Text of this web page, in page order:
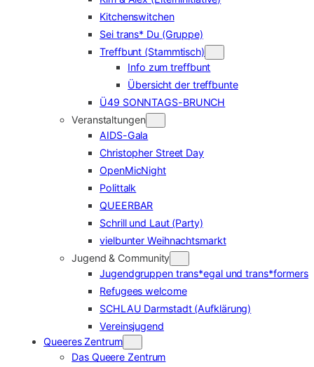
Kitchenswitchen
Sei trans* Du (Gruppe)
Treffbunt (Stammtisch)
Info zum treffbunt
Übersicht der treffbunte
Ü49 SONNTAGS-BRUNCH
Veranstaltungen
AIDS-Gala
Christopher Street Day
OpenMicNight
Polittalk
QUEERBAR
Schrill und Laut (Party)
vielbunter Weihnachtsmarkt
Jugend & Community
Jugendgruppen trans*egal und trans*formers
Refugees welcome
SCHLAU Darmstadt (Aufklärung)
Vereinsjugend
Queeres Zentrum
Das Queere Zentrum